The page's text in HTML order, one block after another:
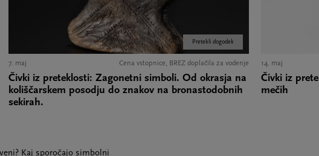
Pretekli dogodek
7. maj Cena vstopnice, BREZ doplačila za vodenje
Čivki iz preteklosti: Zagonetni simboli. Od okrasja na
koliščarskem posodju do znakov na bronastodobnih
sekirah.
14. maj
Čivki iz
mečih
Kaj sporočajo simbolni